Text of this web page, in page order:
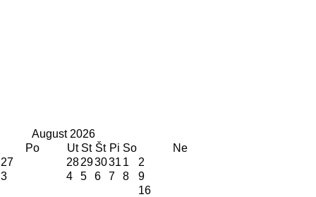
August 2026
Po
Ut St Št Pi So
Ne
27
28293031 1
2
3
4 5 6 7 8 9
16